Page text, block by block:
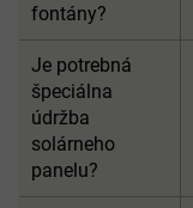
fontány?
Je potrebná
špeciálna
údržba
solárneho
panelu?